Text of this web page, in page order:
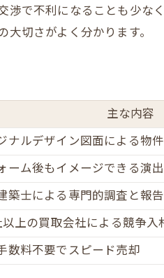
だんらん住宅プレミ
売主様・買主様双方の
口コミ評価で選ばれ
渉で不利になることも少
切さがよく分かります。
主な内容
ナルデザイン図面による物
ーム後もイメージできる演出
築士による専門的調査と報告
以上の買取会社による競争入
数料不要でスピード売却